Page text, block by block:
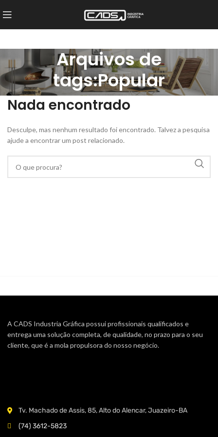
Arquivos de
tags:Popular
Nada encontrado
Desculpe, mas nenhum resultado foi encontrado. Talvez a pesquisa
ajude a encontrar um post relacionado.
A CADS Industria Gráfica possui profissionais qualificados e
entrega uma solução completa, de qualidade, no prazo para o seu
cliente, que é a mola propulsora do nosso negócio.
Tv. Machado de Assis, 85, Alto do Alencar, Juazeiro-BA
(74) 3612-5823